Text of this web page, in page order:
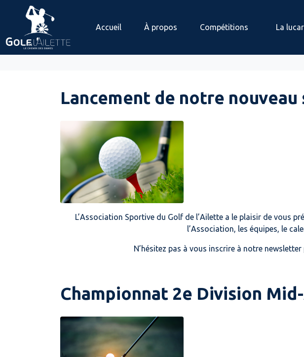
Accueil À propos Compétitions La
Lancement de notre nouveau
L’Association Sportive du Golf de l’Ailette a le plaisir de vous
l’Association, les équipes, le
N’hésitez pas à vous inscrire à notre
Championnat 2e Division